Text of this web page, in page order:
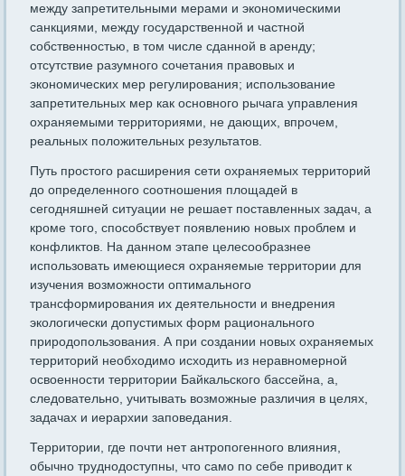
между запретительными мерами и экономическими
санкциями, между государственной и частной
собственностью, в том числе сданной в аренду;
отсутствие разумного сочетания правовых и
экономических мер регулирования; использование
запретительных мер как основного рычага управления
охраняемыми территориями, не дающих, впрочем,
реальных положительных результатов.
Путь простого расширения сети охраняемых территорий
до определенного соотношения площадей в
сегодняшней ситуации не решает поставленных задач, а
кроме того, способствует появлению новых проблем и
конфликтов. На данном этапе целесообразнее
использовать имеющиеся охраняемые территории для
изучения возможности оптимального
трансформирования их деятельности и внедрения
экологически допустимых форм рационального
природопользования. А при создании новых охраняемых
территорий необходимо исходить из неравномерной
освоенности территории Байкальского бассейна, а,
следовательно, учитывать возможные различия в целях,
задачах и иерархии заповедания.
Территории, где почти нет антропогенного влияния,
обычно труднодоступны, что само по себе приводит к